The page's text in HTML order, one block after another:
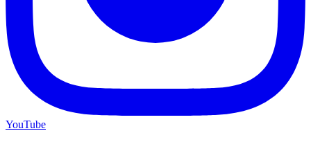
YouTube